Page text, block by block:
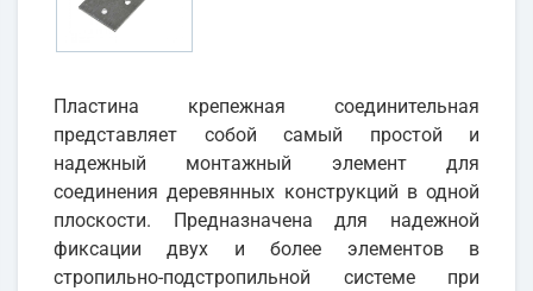
Пластина крепежная соединительная
представляет собой самый простой и
надежный монтажный элемент для
соединения деревянных конструкций в одной
плоскости. Предназначена для надежной
фиксации двух и более элементов в
стропильно-подстропильной системе при